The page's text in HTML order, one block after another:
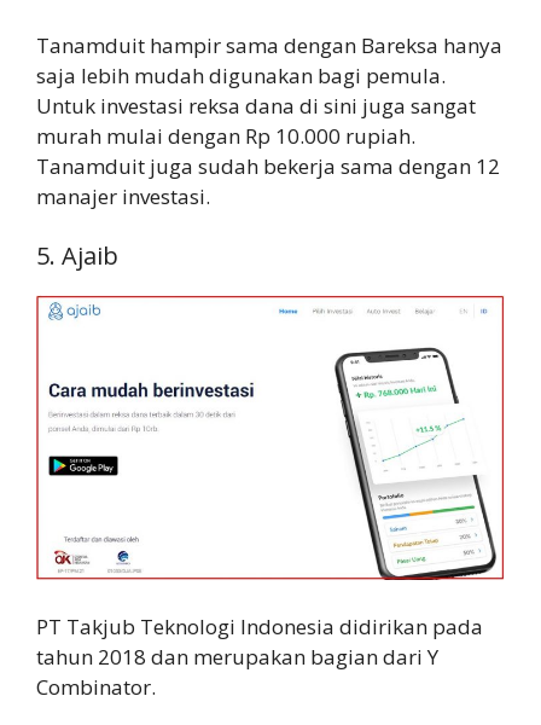
Tanamduit hampir sama dengan Bareksa hanya
saja lebih mudah digunakan bagi pemula.
Untuk investasi reksa dana di sini juga sangat
murah mulai dengan Rp 10.000 rupiah.
Tanamduit juga sudah bekerja sama dengan 12
manajer investasi.
5. Ajaib
PT Takjub Teknologi Indonesia didirikan pada
tahun 2018 dan merupakan bagian dari Y
Combinator.